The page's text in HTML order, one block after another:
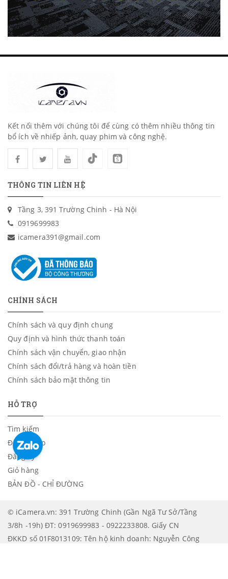
Kết nối thêm với chúng tôi để cùng có thêm nhiều thông tin
bổ ích về nhiếp ảnh, quay phim và công nghệ.
THÔNG TIN LIÊN HỆ
Tầng 3, 391 Trường Chinh - Hà Nội
0919699983
icamera391@gmail.com
CHÍNH SÁCH
Chính sách và quy định chung
Quy định và hình thức thanh toán
Chính sách vận chuyển, giao nhận
Chính sách đổi/trả hàng và hoàn tiền
Chính sách bảo mật thông tin
HỖ TRỢ
Tìm kiếm
Đăng nhập
Đăng ký
Giỏ hàng
BẢN ĐỒ - CHỈ ĐƯỜNG
© iCamera.vn: 391 Trường Chinh (Gần Ngã Tư Sở/Tầng
3/8h -19h) ĐT: 0919699983 - 0922233808. Giấy CN
ĐKKD số 01F8013109: Tên hộ kinh doanh: Nguyễn Công